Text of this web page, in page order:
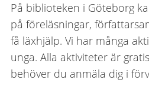
På biblioteken i Göteborg
på föreläsningar,
få läxhjälp. Vi har många
unga. Alla aktiviteter är
behöver du anmäla dig i